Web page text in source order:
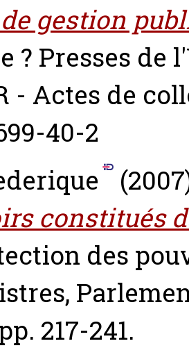
gestion
? Presses de
- Actes de
40-2
constitués
des
217-241.